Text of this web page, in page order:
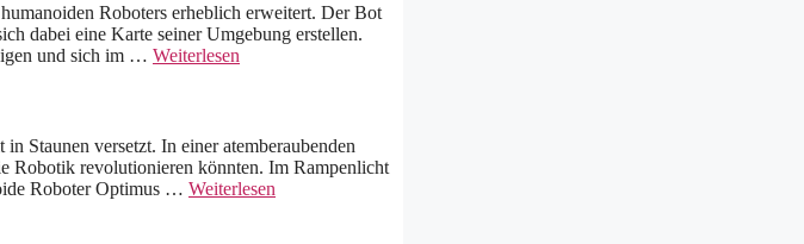
Roboters erheblich erweitert. Der Bot
dabei eine Karte seiner Umgebung erstellen.
und sich im … Weiterlesen
Staunen versetzt. In einer atemberaubenden
Robotik revolutionieren könnten. Im Rampenlicht
Roboter Optimus … Weiterlesen